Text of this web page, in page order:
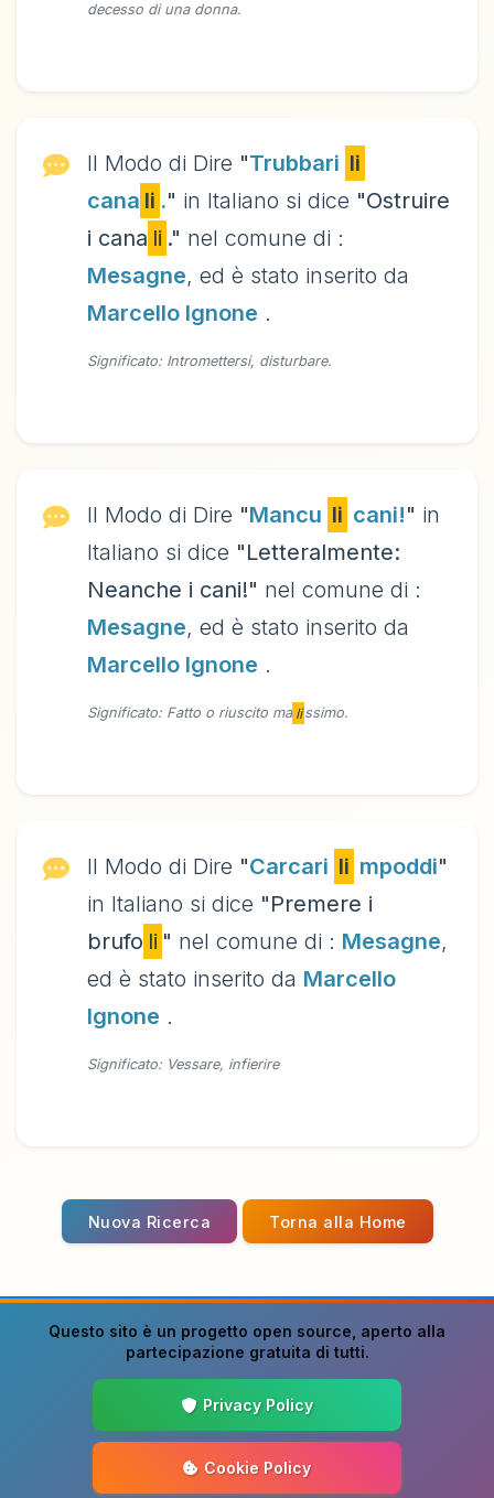
decesso di una donna.
Il Modo di Dire "Trubbari li
cana li ." in Italiano si dice "Ostruire
i cana li ." nel comune di :
Mesagne, ed è stato inserito da
Marcello Ignone .
Significato: Intromettersi, disturbare.
Il Modo di Dire "Mancu li cani!" in
Italiano si dice "Letteralmente:
Neanche i cani!" nel comune di :
Mesagne, ed è stato inserito da
Marcello Ignone .
Significato: Fatto o riuscito ma li ssimo.
Il Modo di Dire "Carcari li mpoddi"
in Italiano si dice "Premere i
brufo li " nel comune di : Mesagne,
ed è stato inserito da Marcello
Ignone .
Significato: Vessare, infierire
Nuova Ricerca Torna alla Home
Questo sito è un progetto open source , aperto alla
partecipazione gratuita di tutti.
Privacy Policy
Cookie Policy